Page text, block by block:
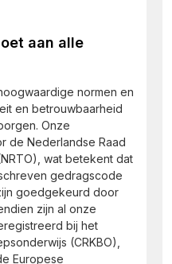
aan alle
normen en
en betrouwbaarheid
Onze
de Nederlandse Raad
wat betekent dat
gedragscode
goedgekeurd door
zijn al onze
bij het
(CRKBO),
Europese